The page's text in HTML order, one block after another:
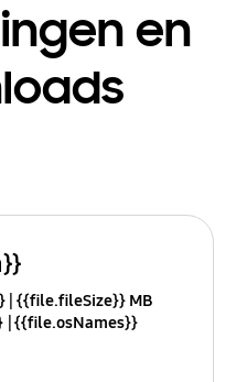
en
{{file.fileSize}} MB
{{file.osNames}}